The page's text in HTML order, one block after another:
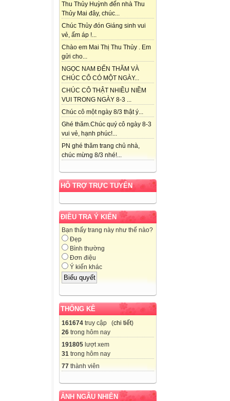
Thu Thủy Huỳnh đến nhà Thu
Thủy Mai đây, chúc...
Chúc Thủy đón Giáng sinh vui
vẻ, ấm áp !...
Chào em Mai Thị Thu Thủy . Em
gửi cho...
NGỌC NAM ĐẾN THĂM VÀ
CHÚC CÔ CÓ MỘT NGÀY...
CHÚC CÔ THẬT NHIỀU NIỀM
VUI TRONG NGÀY 8-3 ...
Chúc cô một ngày 8/3 thật ý...
Ghé thăm.Chúc quý cô ngày 8-3
vui vẻ, hạnh phúc!...
PN ghé thăm trang chủ nhà,
chúc mừng 8/3 nhé!...
HỖ TRỢ TRỰC TUYẾN
ĐIỀU TRA Ý KIẾN
Bạn thấy trang này như thế nào?
Đẹp
Bình thường
Đơn điệu
Ý kiến khác
THỐNG KÊ
161674 truy cập (chi tiết)
26 trong hôm nay
191805 lượt xem
31 trong hôm nay
77 thành viên
ẢNH NGẪU NHIÊN